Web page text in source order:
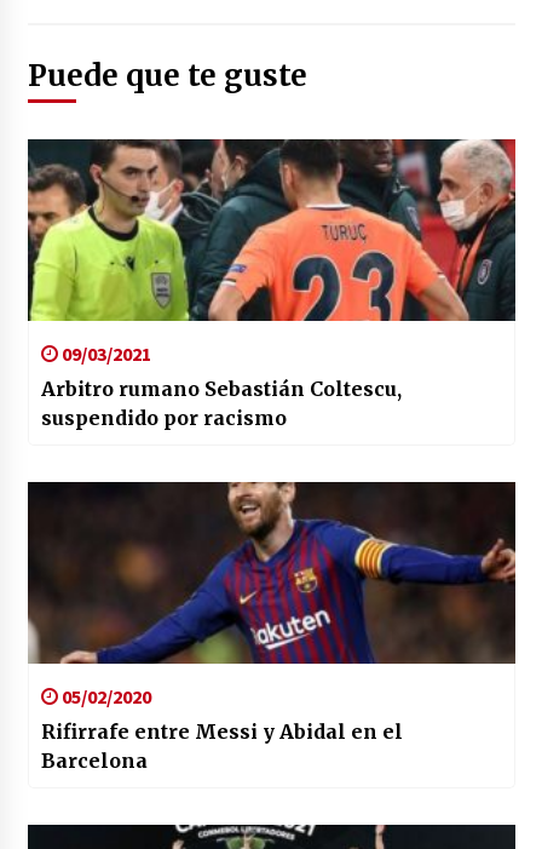
Puede que te guste
09/03/2021
Arbitro rumano Sebastián Coltescu,
suspendido por racismo
05/02/2020
Rifirrafe entre Messi y Abidal en el
Barcelona